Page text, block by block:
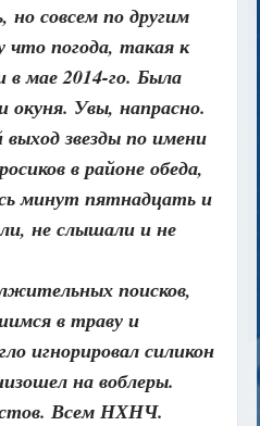
но совсем по другим
что погода, такая к
в мае 2014-го. Была
окуня. Увы, напрасно.
звезды по имени
в районе обеда,
минут пятнадцать и
не слышали и не
поисков,
в траву и
игнорировал силикон
на воблеры.
Всем НХНЧ.